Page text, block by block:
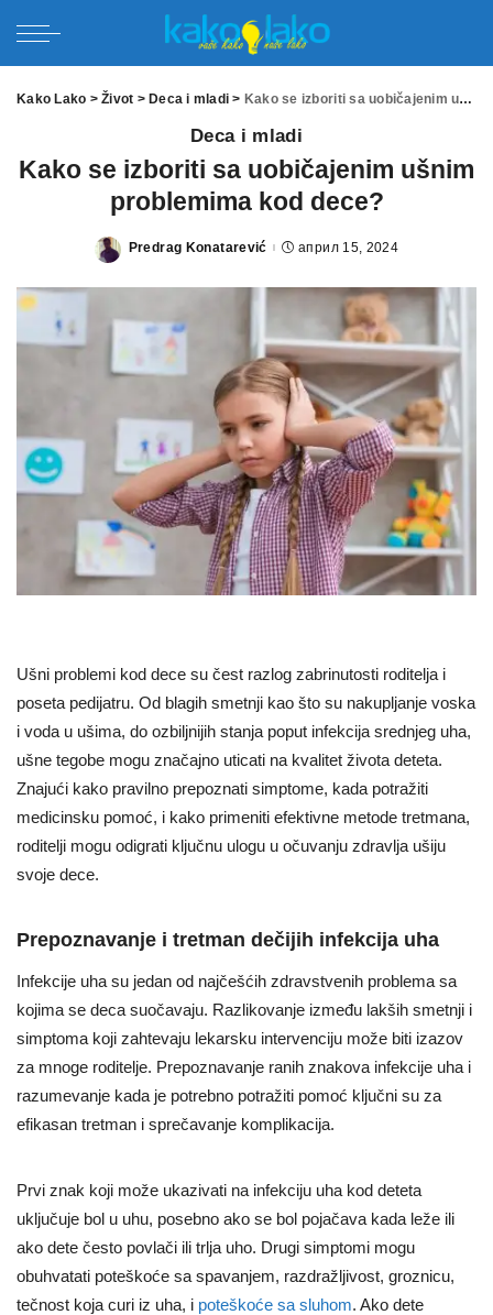
Kako Lako >Život > Deca i mladi > Kako se izboriti sa uobičajenim ušnim problemima kod dece?
Deca i mladi
Kako se izboriti sa uobičajenim ušnim
problemima kod dece?
Posted
Predrag Konatarević април 15, 2024
Ušni problemi kod dece su čest razlog zabrinutosti roditelja i
poseta pedijatru. Od blagih smetnji kao što su nakupljanje voska
i voda u ušima, do ozbiljnijih stanja poput infekcija srednjeg uha,
ušne tegobe mogu značajno uticati na kvalitet života deteta.
Znajući kako pravilno prepoznati simptome, kada potražiti
medicinsku pomoć, i kako primeniti efektivne metode tretmana,
roditelji mogu odigrati ključnu ulogu u očuvanju zdravlja ušiju
svoje dece.
Prepoznavanje i tretman dečijih infekcija uha
Infekcije uha su jedan od najčešćih zdravstvenih problema sa
kojima se deca suočavaju. Razlikovanje između lakših smetnji i
simptoma koji zahtevaju lekarsku intervenciju može biti izazov
za mnoge roditelje. Prepoznavanje ranih znakova infekcije uha i
razumevanje kada je potrebno potražiti pomoć ključni su za
efikasan tretman i sprečavanje komplikacija.
Prvi znak koji može ukazivati na infekciju uha kod deteta
uključuje bol u uhu, posebno ako se bol pojačava kada leže ili
ako dete često povlači ili trlja uho. Drugi simptomi mogu
obuhvatati poteškoće sa spavanjem, razdražljivost, groznicu,
tečnost koja curi iz uha, i poteškoće sa sluhom. Ako dete